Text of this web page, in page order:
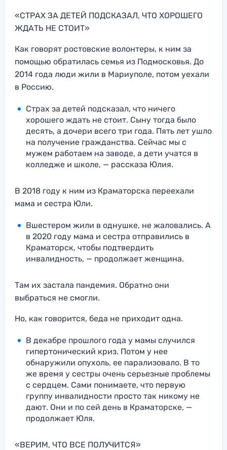
«СТРАХ ЗА ДЕТЕЙ ПОДСКАЗАЛ, ЧТО ХОРОШЕГО
ЖДАТЬ НЕ СТОИТ»
Как говорят ростовские волонтеры, к ним за
помощью обратилась семья из Подмосковья. До
2014 года люди жили в Мариуполе, потом уехали
в Россию.
Страх за детей подсказал, что ничего
хорошего ждать не стоит. Сыну тогда было
десять, а дочери всего три года. Пять лет ушло
на получение гражданства. Сейчас мы с
мужем работаем на заводе, а дети учатся в
колледже и школе, — рассказа Юлия.
В 2018 году к ним из Краматорска переехали
мама и сестра Юли.
Вшестером жили в однушке, не жаловались. А
в 2020 году мама и сестра отправились в
Краматорск, чтобы подтвердить
инвалидность, — продолжает женщина.
Там их застала пандемия. Обратно они
выбраться не смогли.
Но, как говорится, беда не приходит одна.
В декабре прошлого года у мамы случился
гипертонический криз. Потом у нее
обнаружили опухоль, ее парализовало. В то
же время у сестры очень серьезные проблемы
с сердцем. Сами понимаете, что первую
группу инвалидности просто так никому не
дают. Они и по сей день в Краматорске, —
продолжает Юля.
«ВЕРИМ, ЧТО ВСЕ ПОЛУЧИТСЯ»